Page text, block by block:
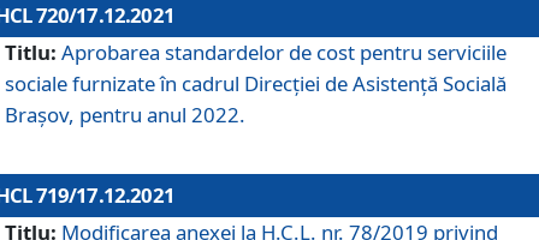
720/17.12.2021
Titlu: Aprobarea standardelor de cost pentru serviciile
sociale furnizate în cadrul Direcției de Asistență Socială
Brașov, pentru anul 2022.
719/17.12.2021
Titlu: Modificarea anexei la H.C.L. nr. 78/2019 privind